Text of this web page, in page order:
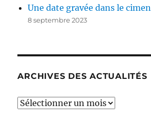
Une date gravée dans le
8 septembre 2023
ARCHIVES DES ACTUALITÉS
Archives